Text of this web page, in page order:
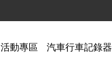
活動專區 汽車行車記錄器